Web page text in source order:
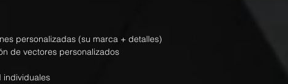
personalizadas (su marca + detalles)
de vectores personalizados
individuales